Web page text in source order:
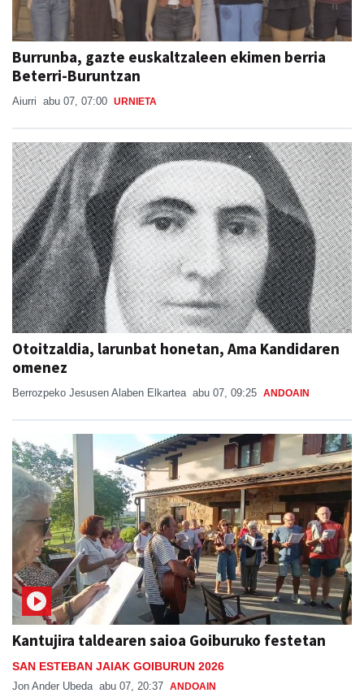
Burrunba, gazte euskaltzaleen ekimen berria
Beterri-Buruntzan
Aiurri abu 07, 07:00 URNIETA
Otoitzaldia, larunbat honetan, Ama Kandidaren
omenez
Berrozpeko Jesusen Alaben Elkartea abu 07, 09:25 ANDOAIN
Kantujira taldearen saioa Goiburuko festetan
SAN ESTEBAN JAIAK GOIBURUN 2026
Jon Ander Ubeda abu 07, 20:37 ANDOAIN